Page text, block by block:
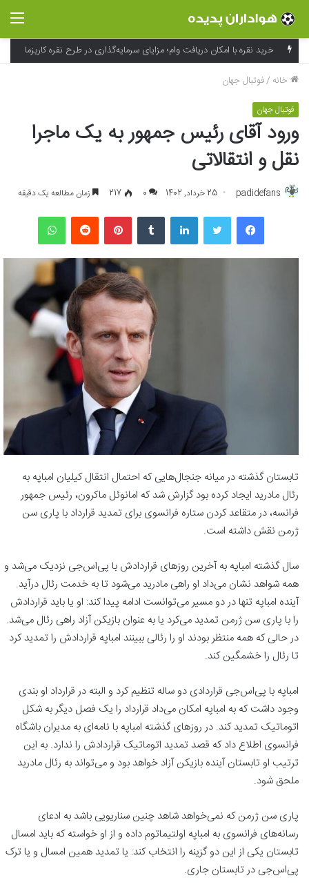
خرید نقره با امکان دریافت وام؛ مزایای سرمایه‌گذاری در طرح نقره کاریزما
خانه /فوتبال جهان
فوتبال جهان
ورود آقای رئیس جمهور به یک ماجرا
نقل و انتقالاتی
padidefans 25 خرداد, 1402 0
217 زمان مطالعه یک دقیقه
فیسبوک لینکداین پینتریست
تابستان گذشته در میانه جنجال‌هایی که احتمال انتقال کیلیان امباپه به
رئال مادرید ایجاد کرده بود گزارش شد که امانوئل ماکرون، رئیس جمهور
فرانسه، در متقاعد کردن ستاره فرانسوی برای تمدید قرارداد با پاری سن
ژرمن نقش داشته است.
سال گذشته امباپه به آخرین روزهای قراردادش با پی‌اس‌جی نزدیک می‌شد و
همه شواهد نشان می‌داد او راهی مادرید می‌شود تا به خدمت رئال درآید.
آینده امباپه تنها در دو مسیر می‌توانست ادامه پیدا کند: او یا باید قراردادش
را با پاری سن ژرمن تمدید می‌کرد یا به عنوان بازیکن آزاد راهی رئال می‌شد.
در حالی که همه منتظر بودند او را رئالی ببینند امباپه قراردادش را تمدید کرد
تا رئال را خشمگین کند.
امباپه با پی‌اس‌جی قراردادی دو ساله تنظیم کرد و البته در قرارداد او بندی
وجود داشت که به امباپه امکان می‌داد قرارداد را یک فصل دیگر به شکل
اتوماتیک تمدید کند. در روزهای گذشته امباپه با نامه‌ای به مدیران باشگاه
فرانسوی اطلاع داد که قصد تمدید اتوماتیک قراردادش را ندارد. به این
ترتیب او تابستان آینده بازیکن آزاد خواهد بود و می‌تواند به رئال مادرید
ملحق شود.
پاری سن ژرمن که نمی‌خواهد شاهد چنین سناریویی باشد به ادعای
رسانه‌های فرانسوی به امباپه اولتیماتوم داده و از او خواسته که باید امسال
تابستان یکی از این دو گزینه را انتخاب کند: یا تمدید همین امسال و یا ترک
پی‌اس‌جی در تابستان جاری.